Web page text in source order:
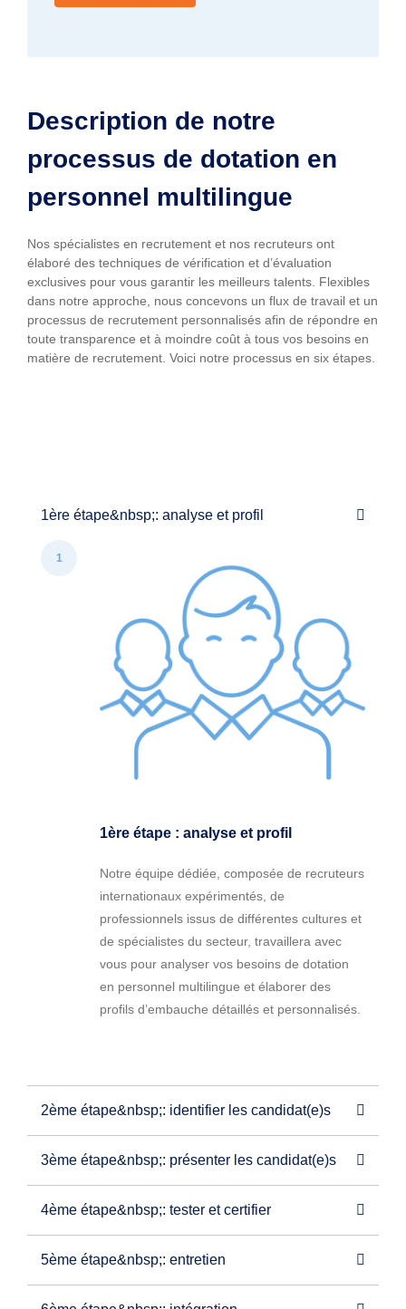
Description de notre
processus de dotation en
personnel multilingue
Nos spécialistes en recrutement et nos recruteurs ont
élaboré des techniques de vérification et d’évaluation
exclusives pour vous garantir les meilleurs talents. Flexibles
dans notre approche, nous concevons un flux de travail et un
processus de recrutement personnalisés afin de répondre en
toute transparence et à moindre coût à tous vos besoins en
matière de recrutement. Voici notre processus en six étapes.
1ère étape&nbsp;: analyse et profil
1
1ère étape : analyse et profil
Notre équipe dédiée, composée de recruteurs
internationaux expérimentés, de
professionnels issus de différentes cultures et
de spécialistes du secteur, travaillera avec
vous pour analyser vos besoins de dotation
en personnel multilingue et élaborer des
profils d’embauche détaillés et personnalisés.
2ème étape&nbsp;: identifier les candidat(e)s
3ème étape&nbsp;: présenter les candidat(e)s
4ème étape&nbsp;: tester et certifier
5ème étape&nbsp;: entretien